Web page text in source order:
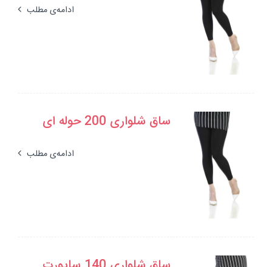
ادامه‌ی مطلب
ساق شلواری 200 حوله ای
ادامه‌ی مطلب